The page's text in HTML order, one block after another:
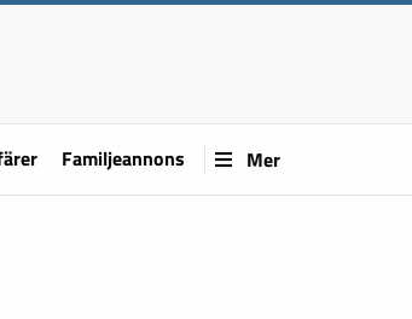
Familjeannons Mer